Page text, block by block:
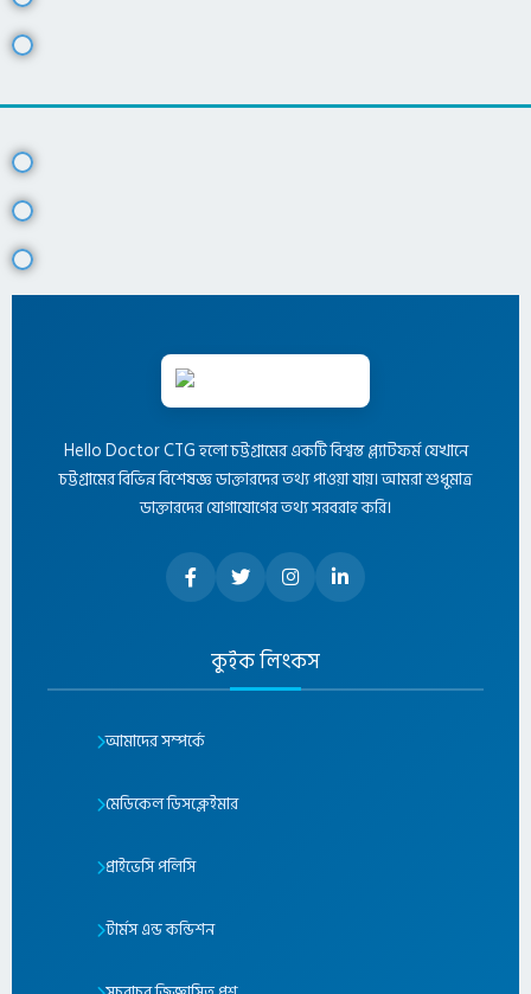
Hello Doctor CTG হলো চট্টগ্রামের একটি বিশ্বস্ত প্ল্যাটফর্ম যেখানে
চট্টগ্রামের বিভিন্ন বিশেষজ্ঞ ডাক্তারদের তথ্য পাওয়া যায়। আমরা শুধুমাত্র
ডাক্তারদের যোগাযোগের তথ্য সরবরাহ করি।
কুইক লিংকস
আমাদের সম্পর্কে
মেডিকেল ডিসক্লেইমার
প্রাইভেসি পলিসি
টার্মস এন্ড কন্ডিশন